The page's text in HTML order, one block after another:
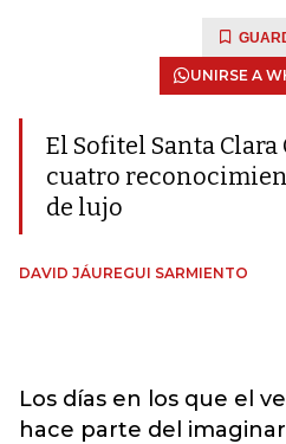
UNIRSE A
El Sofitel Santa
cuatro
de lujo
DAVID JÁUREGUI SARMIENTO
Los días en los que el
hace parte del